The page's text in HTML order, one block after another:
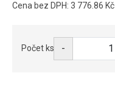
Cena bez DPH: 3 776.86 Kč
Počet ks -